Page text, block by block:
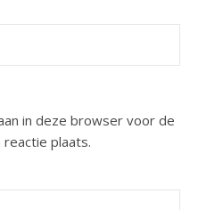
in deze browser voor de
plaats.